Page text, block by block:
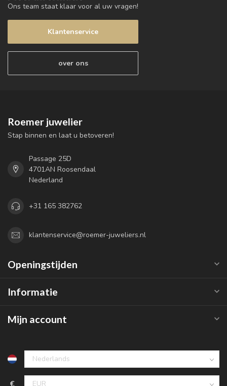
Ons team staat klaar voor al uw vragen!
Klantenservice
over ons
Roemer juwelier
Stap binnen en laat u betoveren!
Passage 25D
4701AN Roosendaal
Nederland
+31 165 382762
klantenservice@roemer-juweliers.nl
Openingstijden
Informatie
Mijn account
€